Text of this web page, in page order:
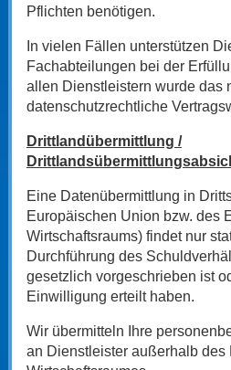
Pflichten benötigen.
In vielen Fällen unterstützen
Fachabteilungen bei der
allen Dienstleistern wurde das
datenschutzrechtliche
Drittlandübermittlung /
Eine Datenübermittlung in
Europäischen Union bzw. des
Wirtschaftsraums) findet nur
Durchführung des
gesetzlich vorgeschrieben ist
Einwilligung erteilt haben.
Wir übermitteln Ihre
an Dienstleister außerhalb des